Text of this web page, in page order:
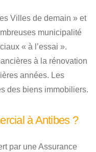
Villes de demain » et
municipalité
« à l’essai ».
à la rénovation
années. Les
des biens immobiliers.
à Antibes ?
par une Assurance